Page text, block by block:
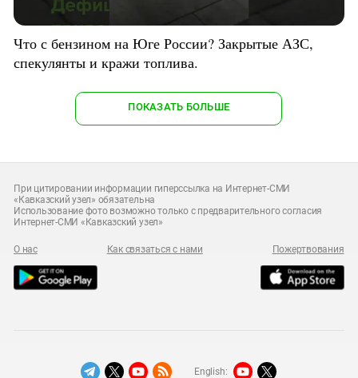
Что с бензином на Юге России? Закрытые АЗС,
спекулянты и кражи топлива.
ПОКАЗАТЬ БОЛЬШЕ
При цитировании информации гиперссылка на Интернет-СМИ
«Кавказский узел» обязательна
Использование фото возможно только с предварительного согласия
Интернет-СМИ «Кавказский узел»
О нас Как связаться с нами Пожертвования
English: